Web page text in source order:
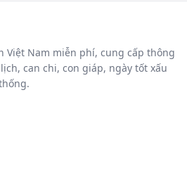
Việt Nam miễn phí, cung cấp thông
can chi, con giáp, ngày tốt xấu